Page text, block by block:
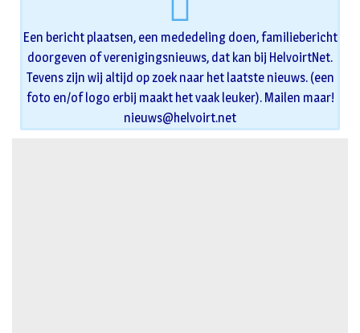
Een bericht plaatsen, een mededeling doen, familiebericht
doorgeven of verenigingsnieuws, dat kan bij HelvoirtNet.
Tevens zijn wij altijd op zoek naar het laatste nieuws. (een
foto en/of logo erbij maakt het vaak leuker). Mailen maar!
nieuws@helvoirt.net